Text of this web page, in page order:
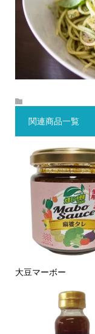
関連商品一覧
大豆マーボー